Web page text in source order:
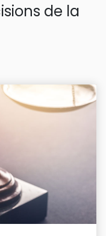
de la